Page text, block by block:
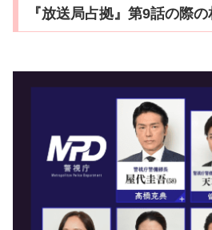
『放送局占拠』第9話の際